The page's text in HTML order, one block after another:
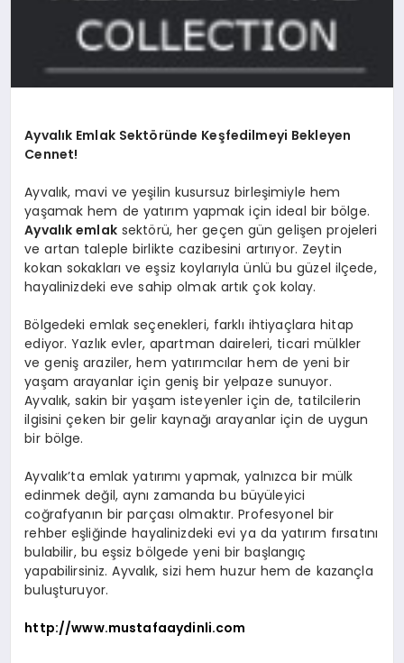
Ayvalık Emlak Sektöründe Keşfedilmeyi Bekleyen
Cennet!
Ayvalık, mavi ve yeşilin kusursuz birleşimiyle hem
yaşamak hem de yatırım yapmak için ideal bir bölge.
Ayvalık emlaksektörü, her geçen gün gelişen projeleri
ve artan taleple birlikte cazibesini artırıyor. Zeytin
kokan sokakları ve eşsiz koylarıyla ünlü bu güzel ilçede,
hayalinizdeki eve sahip olmak artık çok kolay.
Bölgedeki emlak seçenekleri, farklı ihtiyaçlara hitap
ediyor. Yazlık evler, apartman daireleri, ticari mülkler
ve geniş araziler, hem yatırımcılar hem de yeni bir
yaşam arayanlar için geniş bir yelpaze sunuyor.
Ayvalık, sakin bir yaşam isteyenler için de, tatilcilerin
ilgisini çeken bir gelir kaynağı arayanlar için de uygun
bir bölge.
Ayvalık’ta emlak yatırımı yapmak, yalnızca bir mülk
edinmek değil, aynı zamanda bu büyüleyici
coğrafyanın bir parçası olmaktır. Profesyonel bir
rehber eşliğinde hayalinizdeki evi ya da yatırım fırsatını
bulabilir, bu eşsiz bölgede yeni bir başlangıç
yapabilirsiniz. Ayvalık, sizi hem huzur hem de kazançla
buluşturuyor.
http://www.mustafaaydinli.com